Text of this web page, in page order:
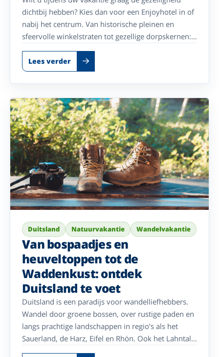
dichtbij hebben? Kies dan voor een Enjoyhotel in of
nabij het centrum. Van historische pleinen en
sfeervolle winkelstraten tot gezellige dorpskernen:
vakantiebestemming. Geniet van comfort,
gastvrijheid en alle mooie plekken die op
loopafstand liggen.
Lees verder
Duitsland Natuurvakantie Wandelvakantie
Van bospaadjes en
heuveltoppen tot de
Waddenkust: ontdek
Duitsland te voet
Duitsland is een paradijs voor wandelliefhebbers.
Wandel door groene bossen, over rustige paden en
langs prachtige landschappen in regio’s als het
Sauerland, de Harz, Eifel en Rhön. Ook het Lahntal